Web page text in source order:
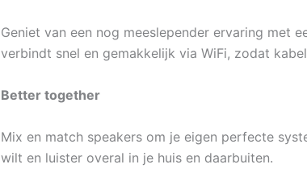
Geniet van een nog meeslepender ervaring met
verbindt snel en gemakkelijk via WiFi, zodat
Better together
Mix en match speakers om je eigen perfecte
wilt en luister overal in je huis en daarbuiten.